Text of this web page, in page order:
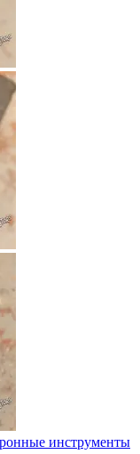
инструменты